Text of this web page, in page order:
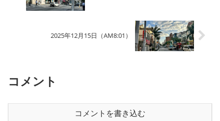
2025年12月15日（AM8:01）
コメント
コメントを書き込む